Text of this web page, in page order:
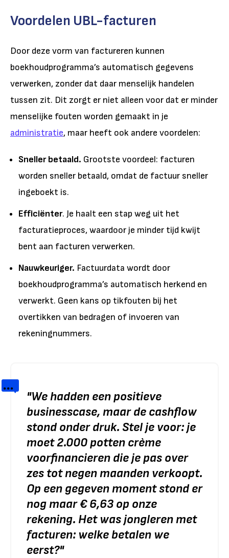
Voordelen UBL-facturen
Door deze vorm van factureren kunnen
boekhoudprogramma’s automatisch gegevens
verwerken, zonder dat daar menselijk handelen
tussen zit. Dit zorgt er niet alleen voor dat er minder
menselijke fouten worden gemaakt in je
administratie, maar heeft ook andere voordelen:
Sneller betaald. Grootste voordeel: facturen
worden sneller betaald, omdat de factuur sneller
ingeboekt is.
Efficiënter. Je haalt een stap weg uit het
facturatieproces, waardoor je minder tijd kwijt
bent aan facturen verwerken.
Nauwkeuriger. Factuurdata wordt door
boekhoudprogramma’s automatisch herkend en
verwerkt. Geen kans op tikfouten bij het
overtikken van bedragen of invoeren van
rekeningnummers.
"We hadden een positieve
businesscase, maar de cashflow
stond onder druk. Stel je voor: je
moet 2.000 potten crème
voorfinancieren die je pas over
zes tot negen maanden verkoopt.
Op een gegeven moment stond er
nog maar € 6,63 op onze
rekening. Het was jongleren met
facturen: welke betalen we
eerst?"